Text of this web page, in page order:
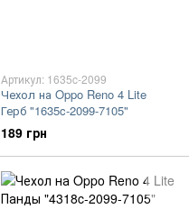
Артикул: 1635c-2099
Чехол на Oppo Reno 4 Lite
Герб "1635c-2099-7105"
189 грн